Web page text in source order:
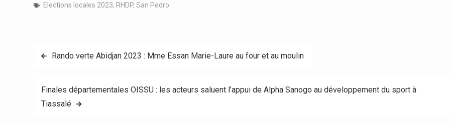
Elections locales 2023, RHDP, San Pedro
Navigation
l’article
Rando verte Abidjan 2023 : Mme Essan Marie-Laure au four et au moulin
Finales départementales OISSU : les acteurs saluent l’appui de Alpha Sanogo au développement du sport à
Tiassalé